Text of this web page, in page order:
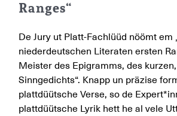
Ranges“
De Jury ut Platt-Fachlüüd nöömt em
niederdeutschen Literaten ersten
Meister des Epigramms, des
Sinngedichts“. Knapp un präzise
plattdüütsche Verse, so de
plattdüütsche Lyrik hett he al vele